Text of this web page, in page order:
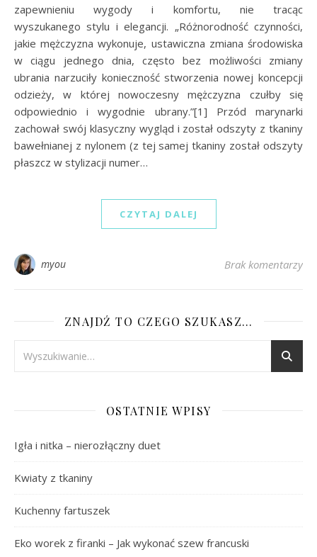
zapewnieniu wygody i komfortu, nie tracąc
wyszukanego stylu i elegancji. „Różnorodność czynności,
jakie mężczyzna wykonuje, ustawiczna zmiana środowiska
w ciągu jednego dnia, często bez możliwości zmiany
ubrania narzuciły konieczność stworzenia nowej koncepcji
odzieży, w której nowoczesny mężczyzna czułby się
odpowiednio i wygodnie ubrany.”[1] Przód marynarki
zachował swój klasyczny wygląd i został odszyty z tkaniny
bawełnianej z nylonem (z tej samej tkaniny został odszyty
płaszcz w stylizacji numer…
CZYTAJ DALEJ
myou Brak komentarzy
ZNAJDŹ TO CZEGO SZUKASZ…
OSTATNIE WPISY
Igła i nitka – nierozłączny duet
Kwiaty z tkaniny
Kuchenny fartuszek
Eko worek z firanki – Jak wykonać szew francuski